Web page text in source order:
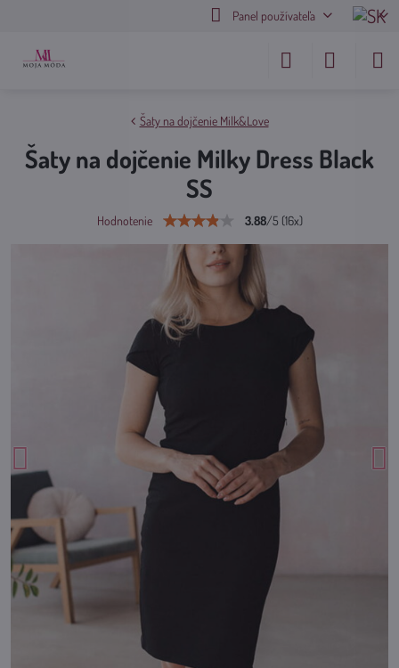
Panel používateľa
Šaty na dojčenie Milk&Love
Šaty na dojčenie Milky Dress Black
SS
Hodnotenie 3.88/5 (16x)